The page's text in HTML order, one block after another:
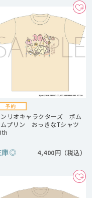
リオキャラクターズ ポム
プリン おっきなTシャツ
◎ 4,400円